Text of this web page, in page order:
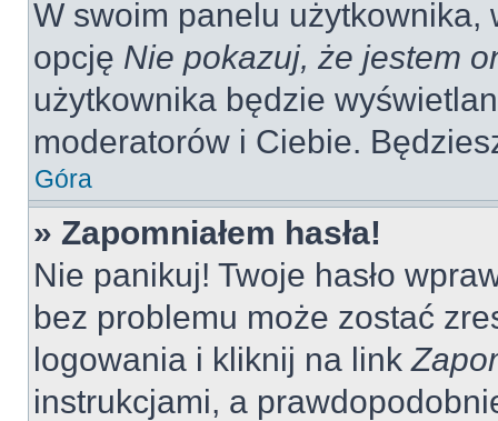
W swoim panelu użytkownika,
opcję Nie pokazuj, że jestem
użytkownika będzie
moderatorów i Ciebie.
Góra
» Zapomniałem hasła!
Nie panikuj! Twoje hasło
bez problemu może zostać
logowania i kliknij na link
instrukcjami, a